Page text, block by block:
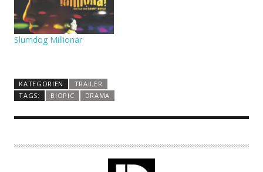
Slumdog Millionär
KATEGORIEN
TRAILER
TAGS:
BIOPIC DRAMA